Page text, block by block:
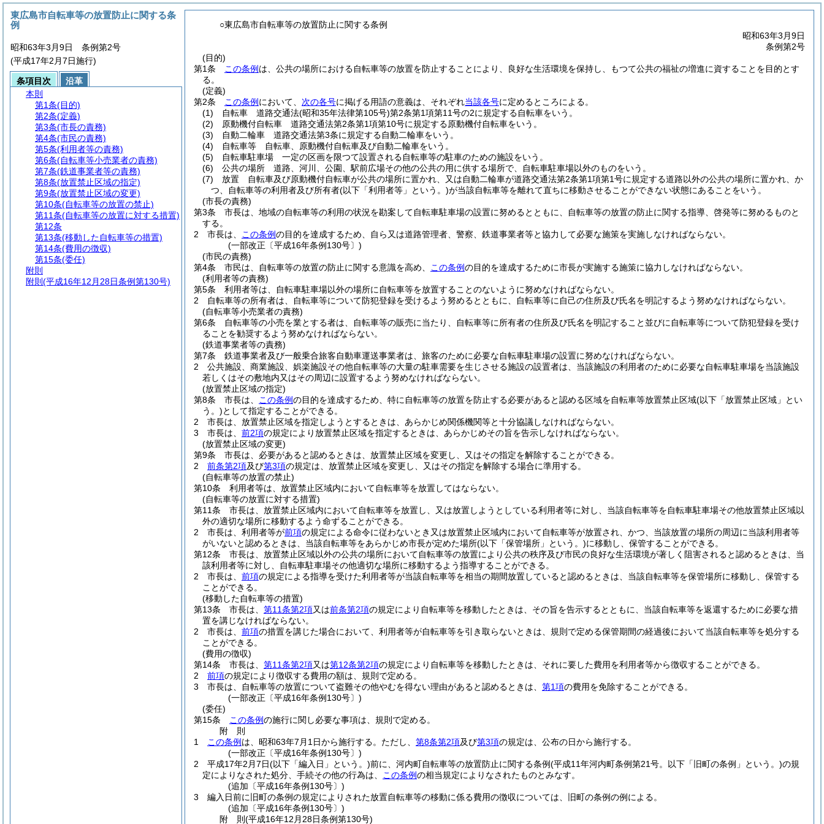
○東広島市自転車等の放置防止に関する条例
昭和63年3月9日
条例第2号
(目的)
第1条
この条例 は、公共の場所における自転車等の放置を防止することにより、良好な生活環境を保持し、もつて公共の福祉の増進に資することを目的とす
る。
(定義)
第2条
この条例 において、 次の各号に掲げる用語の意義は、それぞれ当該各号に定めるところによる。
(1)
自転車 道路交通法(昭和35年法律第105号)第2条第1項第11号の2に規定する自転車をいう。
(2)
原動機付自転車 道路交通法第2条第1項第10号に規定する原動機付自転車をいう。
(3)
自動二輪車 道路交通法第3条に規定する自動二輪車をいう。
(4)
自転車等 自転車、原動機付自転車及び自動二輪車をいう。
(5)
自転車駐車場 一定の区画を限つて設置される自転車等の駐車のための施設をいう。
(6)
公共の場所 道路、河川、公園、駅前広場その他の公共の用に供する場所で、自転車駐車場以外のものをいう。
(7)
放置 自転車及び原動機付自転車が公共の場所に置かれ、又は自動二輪車が道路交通法第2条第1項第1号に規定する道路以外の公共の場所に置かれ、か
つ、自転車等の利用者及び所有者(以下「利用者等」という。)が当該自転車等を離れて直ちに移動させることができない状態にあることをいう。
(市長の責務)
第3条
市長は、地域の自転車等の利用の状況を勘案して自転車駐車場の設置に努めるとともに、自転車等の放置の防止に関する指導、啓発等に努めるものと
する。
2
市長は、 この条例の目的を達成するため、自ら又は道路管理者、警察、鉄道事業者等と協力して必要な施策を実施しなければならない。
(一部改正〔平成16年条例130号〕)
(市民の責務)
第4条
市民は、自転車等の放置の防止に関する意識を高め、 この条例の目的を達成するために市長が実施する施策に協力しなければならない。
(利用者等の責務)
第5条
利用者等は、自転車駐車場以外の場所に自転車等を放置することのないように努めなければならない。
2
自転車等の所有者は、自転車等について防犯登録を受けるよう努めるとともに、自転車等に自己の住所及び氏名を明記するよう努めなければならない。
(自転車等小売業者の責務)
第6条
自転車等の小売を業とする者は、自転車等の販売に当たり、自転車等に所有者の住所及び氏名を明記すること並びに自転車等について防犯登録を受け
ることを勧奨するよう努めなければならない。
(鉄道事業者等の責務)
第7条
鉄道事業者及び一般乗合旅客自動車運送事業者は、旅客のために必要な自転車駐車場の設置に努めなければならない。
2
公共施設、商業施設、娯楽施設その他自転車等の大量の駐車需要を生じさせる施設の設置者は、当該施設の利用者のために必要な自転車駐車場を当該施設
若しくはその敷地内又はその周辺に設置するよう努めなければならない。
(放置禁止区域の指定)
第8条
市長は、 この条例の目的を達成するため、特に自転車等の放置を防止する必要があると認める区域を自転車等放置禁止区域(以下「放置禁止区域」とい
う。)として指定することができる。
2
市長は、放置禁止区域を指定しようとするときは、あらかじめ関係機関等と十分協議しなければならない。
3
市長は、 前2項の規定により放置禁止区域を指定するときは、あらかじめその旨を告示しなければならない。
(放置禁止区域の変更)
第9条
市長は、必要があると認めるときは、放置禁止区域を変更し、又はその指定を解除することができる。
2
前条第2項及び第3項の規定は、放置禁止区域を変更し、又はその指定を解除する場合に準用する。
(自転車等の放置の禁止)
第10条
利用者等は、放置禁止区域内において自転車等を放置してはならない。
(自転車等の放置に対する措置)
第11条
市長は、放置禁止区域内において自転車等を放置し、又は放置しようとしている利用者等に対し、当該自転車等を自転車駐車場その他放置禁止区域以
外の適切な場所に移動するよう命ずることができる。
2
市長は、利用者等が前項の規定による命令に従わないとき又は放置禁止区域内において自転車等が放置され、かつ、当該放置の場所の周辺に当該利用者等
がいないと認めるときは、当該自転車等をあらかじめ市長が定めた場所(以下「保管場所」という。)に移動し、保管することができる。
第12条
市長は、放置禁止区域以外の公共の場所において自転車等の放置により公共の秩序及び市民の良好な生活環境が著しく阻害されると認めるときは、当
該利用者等に対し、自転車駐車場その他適切な場所に移動するよう指導することができる。
2
市長は、 前項の規定による指導を受けた利用者等が当該自転車等を相当の期間放置していると認めるときは、当該自転車等を保管場所に移動し、保管する
ことができる。
(移動した自転車等の措置)
第13条
市長は、 第11条第2項又は前条第2項の規定により自転車等を移動したときは、その旨を告示するとともに、当該自転車等を返還するために必要な措
置を講じなければならない。
2
市長は、 前項の措置を講じた場合において、利用者等が自転車等を引き取らないときは、規則で定める保管期間の経過後において当該自転車等を処分する
ことができる。
(費用の徴収)
第14条
市長は、 第11条第2項又は第12条第2項の規定により自転車等を移動したときは、それに要した費用を利用者等から徴収することができる。
2
前項の規定により徴収する費用の額は、規則で定める。
3
市長は、自転車等の放置について盗難その他やむを得ない理由があると認めるときは、 第1項の費用を免除することができる。
(一部改正〔平成16年条例130号〕)
(委任)
第15条
この条例の施行に関し必要な事項は、規則で定める。
附 則
1
この条例 は、昭和63年7月1日から施行する。 ただし、 第8条第2項及び第3項の規定は、公布の日から施行する。
(一部改正〔平成16年条例130号〕)
2
平成17年2月7日(以下「編入日」という。)前に、河内町自転車等の放置防止に関する条例(平成11年河内町条例第21号。以下「旧町の条例」という。)の規
定によりなされた処分、手続その他の行為は、
この条例の相当規定によりなされたものとみなす。
(追加〔平成16年条例130号〕)
3
編入日前に旧町の条例の規定によりされた放置自転車等の移動に係る費用の徴収については、旧町の条例の例による。
(追加〔平成16年条例130号〕)
附 則(平成16年12月28日条例第130号)
東広島市自転車等の放置防止に関する条
例
昭和63年3月9日 条例第2号
(平成17年2月7日施行)
条項目次
沿革
本則
第1条(目的)
第2条(定義)
第3条(市長の責務)
第4条(市民の責務)
第5条(利用者等の責務)
第6条(自転車等小売業者の責務)
第7条(鉄道事業者等の責務)
第8条(放置禁止区域の指定)
第9条(放置禁止区域の変更)
第10条(自転車等の放置の禁止)
第11条(自転車等の放置に対する措置)
第12条
第13条(移動した自転車等の措置)
第14条(費用の徴収)
第15条(委任)
附則
附則 (平成16年12月28日条例第130号)